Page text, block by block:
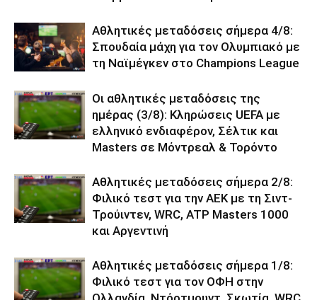
Αθλητικές μεταδόσεις σήμερα 4/8:
Σπουδαία μάχη για τον Ολυμπιακό με
τη Ναϊμέγκεν στο Champions League
Οι αθλητικές μεταδόσεις της
ημέρας (3/8): Κληρώσεις UEFA με
ελληνικό ενδιαφέρον, Σέλτικ και
Masters σε Μόντρεαλ & Τορόντο
Αθλητικές μεταδόσεις σήμερα 2/8:
Φιλικό τεστ για την ΑΕΚ με τη Σιντ-
Τρούιντεν, WRC, ATP Masters 1000
και Αργεντινή
Αθλητικές μεταδόσεις σήμερα 1/8:
Φιλικό τεστ για τον ΟΦΗ στην